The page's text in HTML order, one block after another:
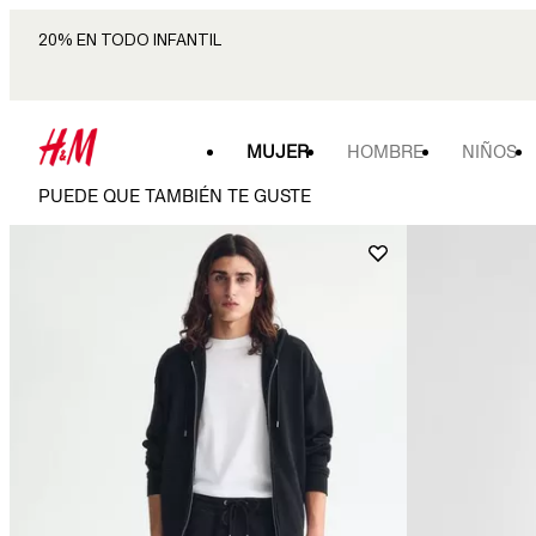
20% EN TODO INFANTIL
MUJER HOMBRE NIÑOS
PUEDE QUE TAMBIÉN TE GUSTE